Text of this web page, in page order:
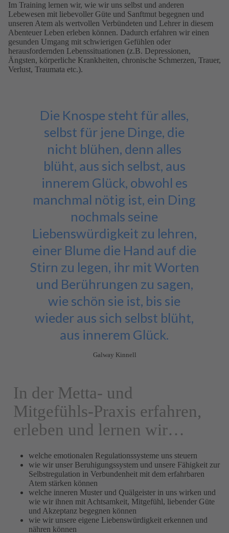
Im Training lernen wir, wie wir uns selbst und anderen
Lebewesen mit liebevoller Güte und Sanftmut begegnen und
unseren Atem als wertvollen Verbündeten und Lehrer in diesem
Abenteuer Leben erleben können. Dadurch erfahren wir einen
gesunden Umgang mit schwierigen Gefühlen oder
herausfordernden Lebens­situationen (z.B. Depressionen,
Ängsten, körperliche Krankheiten, chronische Schmerzen, Trauer,
Verlust, Traumata etc.).
Die Knospe steht für alles,
selbst für jene Dinge, die
nicht blühen, denn alles
blüht, aus sich selbst, aus
innerem Glück, obwohl es
manchmal nötig ist, ein Ding
nochmals seine
Liebenswürdigkeit zu lehren,
einer Blume die Hand auf die
Stirn zu legen, ihr mit Worten
und Berührungen zu sagen,
wie schön sie ist, bis sie
wieder aus sich selbst blüht,
aus innerem Glück.
Galway Kinnell
In der Metta- und
Mitgefühls-Praxis erfahren,
erleben und lernen wir…
welche emotionalen Regulationssysteme uns steuern
wie wir unser Beruhigungssystem und unsere Fähigkeit zur
Selbstregulation in Verbundenheit mit dem erfahrbaren
Atem stärken können
welche inneren Muster und Quälgeister in uns wirken und
wie wir ihnen mit Achtsamkeit, Mitgefühl, liebender Güte
und Akzeptanz begegnen können
wie wir unsere eigene Liebenswürdigkeit erkennen und
nähren können